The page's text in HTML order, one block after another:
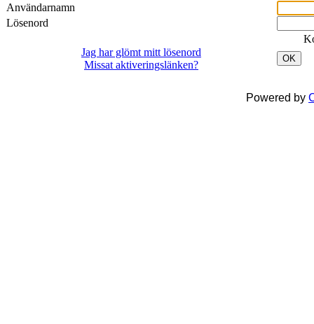
Användarnamn
Lösenord
Jag har glömt mitt lösenord
Missat aktiveringslänken?
OK
Powered by